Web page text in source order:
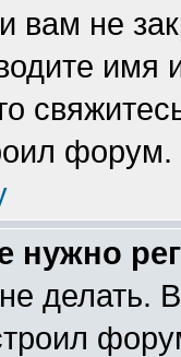
вам не
форум.
нужно
делать.